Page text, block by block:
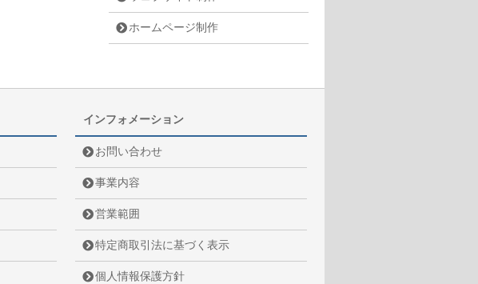
ホームページ制作
インフォメーション
お問い合わせ
事業内容
営業範囲
特定商取引法に基づく表示
個人情報保護方針